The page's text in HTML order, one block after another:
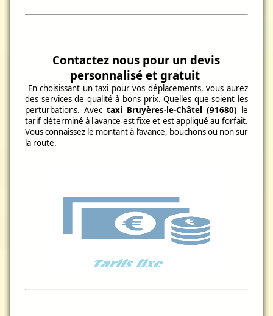
Contactez nous pour un devis
personnalisé et gratuit
En choisissant un taxi pour vos déplacements, vous aurez
des services de qualité à bons prix. Quelles que soient les
perturbations. Avectaxi Bruyères-le-Châtel (91680) le
tarif déterminé à l'avance est fixe et est appliqué au forfait.
Vous connaissez le montant à l’avance, bouchons ou non sur
la route.